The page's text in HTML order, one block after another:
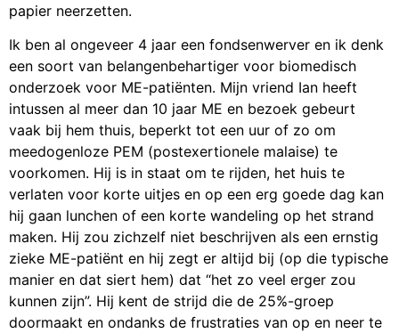
papier neerzetten.
Ik ben al ongeveer 4 jaar een fondsenwerver en ik denk
een soort van belangenbehartiger voor biomedisch
onderzoek voor ME-patiënten. Mijn vriend Ian heeft
intussen al meer dan 10 jaar ME en bezoek gebeurt
vaak bij hem thuis, beperkt tot een uur of zo om
meedogenloze PEM (postexertionele malaise) te
voorkomen. Hij is in staat om te rijden, het huis te
verlaten voor korte uitjes en op een erg goede dag kan
hij gaan lunchen of een korte wandeling op het strand
maken. Hij zou zichzelf niet beschrijven als een ernstig
zieke ME-patiënt en hij zegt er altijd bij (op die typische
manier en dat siert hem) dat “het zo veel erger zou
kunnen zijn”. Hij kent de strijd die de 25%-groep
doormaakt en ondanks de frustraties van op en neer te